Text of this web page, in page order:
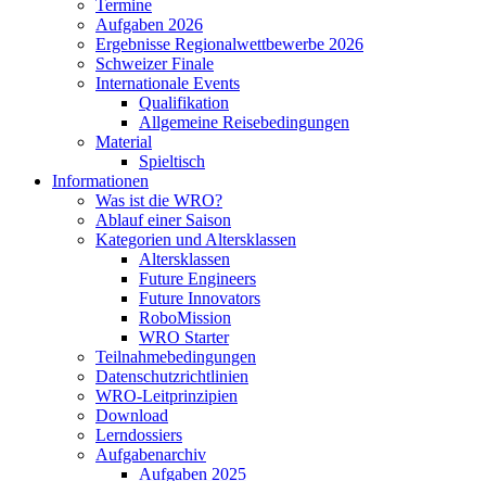
Termine
Aufgaben 2026
Ergebnisse Regionalwettbewerbe 2026
Schweizer Finale
Internationale Events
Qualifikation
Allgemeine Reisebedingungen
Material
Spieltisch
Informationen
Was ist die WRO?
Ablauf einer Saison
Kategorien und Altersklassen
Altersklassen
Future Engineers
Future Innovators
RoboMission
WRO Starter
Teilnahmebedingungen
Datenschutzrichtlinien
WRO-Leitprinzipien
Download
Lerndossiers
Aufgabenarchiv
Aufgaben 2025